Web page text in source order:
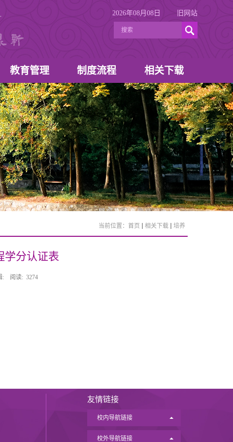
2026年08月08日 旧网站
教育管理 制度流程 相关下载
当前位置： 首页 相关下载 培养
学分认证表
: 阅读: 3274
友情链接
校内导航链接
校外导航链接